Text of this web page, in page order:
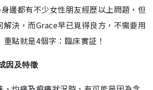
邊都有不少女性朋友經歷以上問題，但
解決，而Grace早已覓得良方，不需要用
點就是4個字：臨床實証！
因及特徵